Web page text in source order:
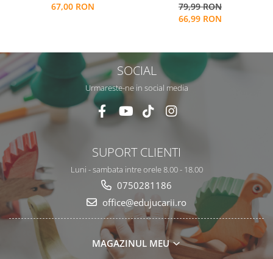
67,00 RON
din lemn si accesorii, Joc tip
Montessori, Bead Fight, 3
79,99 RON
66,99 RON
SOCIAL
Urmareste-ne in social media
SUPORT CLIENTI
Luni - sambata intre orele 8.00 - 18.00
0750281186
office@edujucarii.ro
MAGAZINUL MEU